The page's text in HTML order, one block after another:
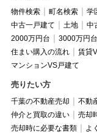
物件検索 町名検索 学
中古一戸建て
土地 中
2000万円台
3000万円台
住まい購入の流れ
賃貸
マンションVS戸建て
売りたい方
千葉の不動産売却 不動
仲介と買取の違い
売却
売却時に必要な書類
よ